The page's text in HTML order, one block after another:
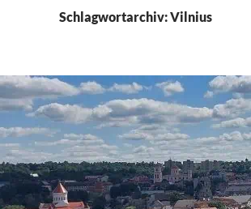
Schlagwortarchiv: Vilnius